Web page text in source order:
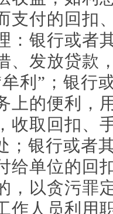
支付的回扣
：银行或者
、发放贷款
利”；银行
上的便利，
收取回扣、
；银行或者
给单位的回
，以贪污罪
作人员利用